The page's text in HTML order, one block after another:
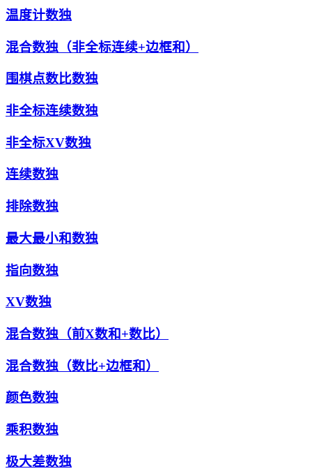
温度计数独
混合数独（非全标连续+边框和）
围棋点数比数独
非全标连续数独
非全标XV数独
连续数独
排除数独
最大最小和数独
指向数独
XV数独
混合数独（前X数和+数比）
混合数独（数比+边框和）
颜色数独
乘积数独
极大差数独